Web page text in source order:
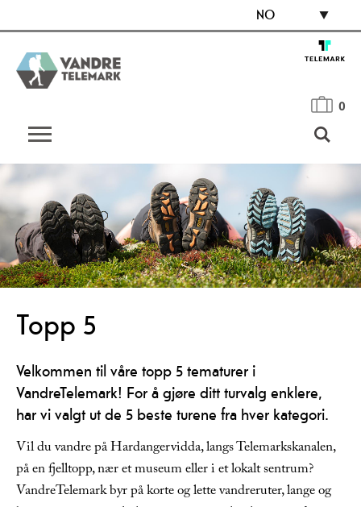
NO
0
Topp 5
Velkommen til våre topp 5 tematurer i
VandreTelemark! For å gjøre ditt turvalg enklere,
har vi valgt ut de 5 beste turene fra hver kategori.
Vil du vandre på Hardangervidda, langs Telemarkskanalen,
på en fjelltopp, nær et museum eller i et lokalt sentrum?
VandreTelemark byr på korte og lette vandreruter, lange og